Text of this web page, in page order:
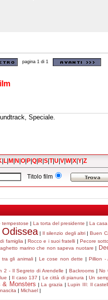
pagina 1 di 1
Speciale.
L M N O P Q R S T|U V W|X Y Z
Titolo film
tempestose | La torta del presidente | La
Odissea| Il silenzio degli altri|Buen
famiglia |Rocco e i suoi fratelli | Pecore
marino che non sapeva nuotare |
gli animali| Le cose non dette | Pillion -
2 - Il Segreto di Arendelle | Backrooms|No
| Il caso 137 | Le città di pianura |Un
& Monsters |La grazia |Lupin III: Il
| Michael |